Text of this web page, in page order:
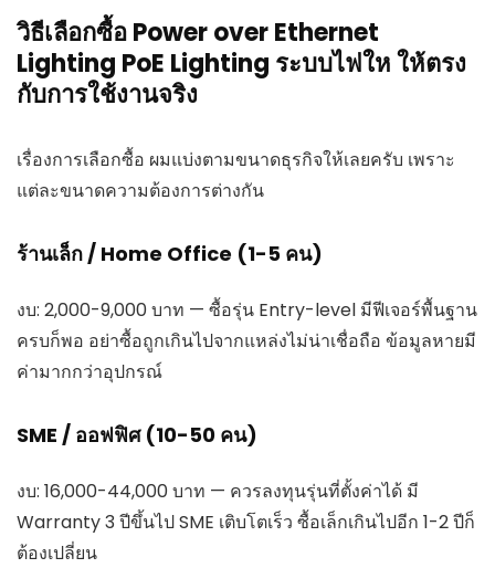
วิธีเลือกซื้อ Power over Ethernet
Lighting PoE Lighting ระบบไฟให ให้ตรง
กับการใช้งานจริง
เรื่องการเลือกซื้อ ผมแบ่งตามขนาดธุรกิจให้เลยครับ เพราะ
แต่ละขนาดความต้องการต่างกัน
ร้านเล็ก / Home Office (1-5 คน)
งบ: 2,000-9,000 บาท — ซื้อรุ่น Entry-level มีฟีเจอร์พื้นฐาน
ครบก็พอ อย่าซื้อถูกเกินไปจากแหล่งไม่น่าเชื่อถือ ข้อมูลหายมี
ค่ามากกว่าอุปกรณ์
SME / ออฟฟิศ (10-50 คน)
งบ: 16,000-44,000 บาท — ควรลงทุนรุ่นที่ตั้งค่าได้ มี
Warranty 3 ปีขึ้นไป SME เติบโตเร็ว ซื้อเล็กเกินไปอีก 1-2 ปีก็
ต้องเปลี่ยน